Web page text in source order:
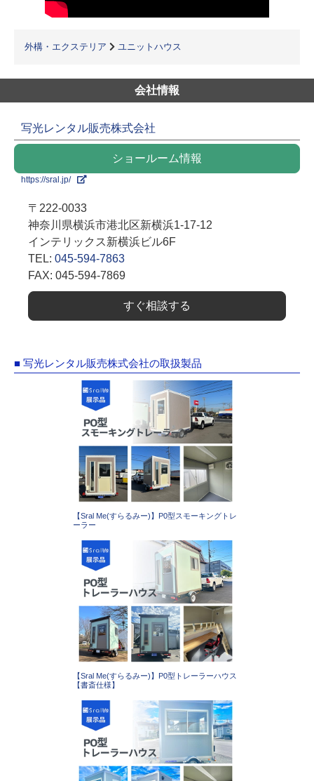
外構・エクステリア ユニットハウス
会社情報
写光レンタル販売株式会社
ショールーム情報
https://sral.jp/
〒222-0033
神奈川県横浜市港北区新横浜1-17-12
インテリックス新横浜ビル6F
TEL: 045-594-7863
FAX: 045-594-7869
すぐ相談する
■ 写光レンタル販売株式会社の取扱製品
【Sral Me(すらるみー)】P0型スモーキングトレ
ーラー
【Sral Me(すらるみー)】P0型トレーラーハウス
【書斎仕様】